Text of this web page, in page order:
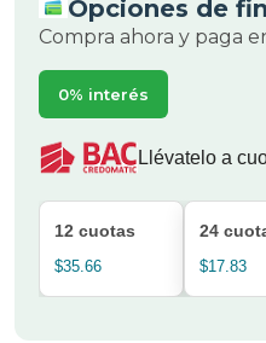
Opciones de
Compra ahora y paga
0% interés
Llévatelo a
12 cuotas
$35.66
24
$17.83